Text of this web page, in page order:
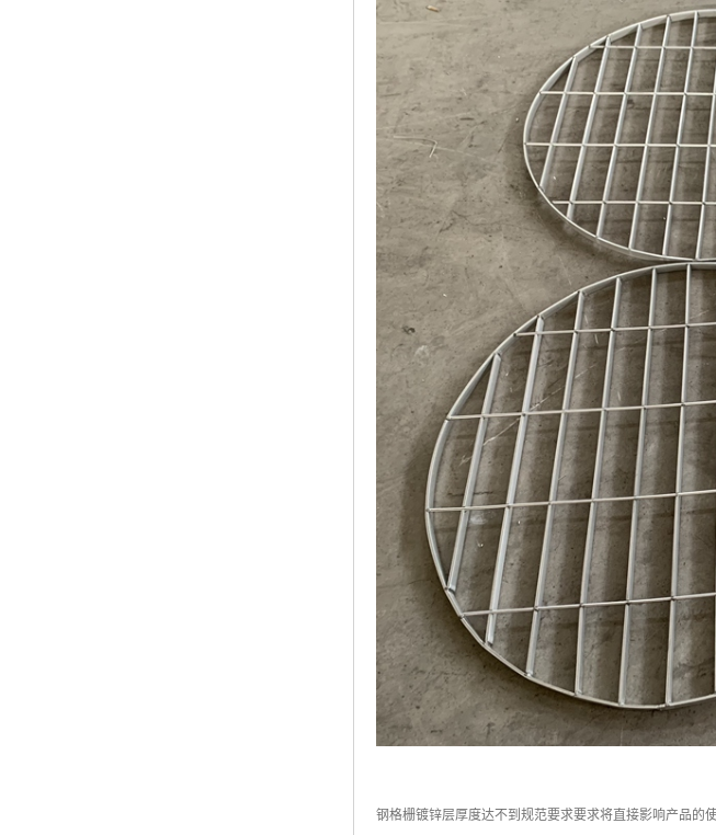
钢格栅镀锌层厚度达不到规范要求要求将直接影响产品的